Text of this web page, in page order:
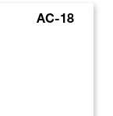
AC-18